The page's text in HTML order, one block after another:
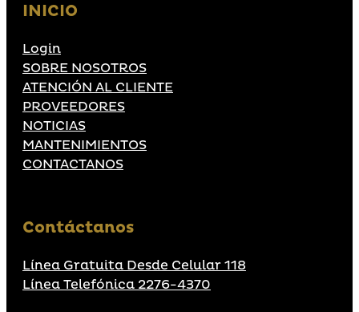
INICIO
Login
SOBRE NOSOTROS
ATENCIÓN AL CLIENTE
PROVEEDORES
NOTICIAS
MANTENIMIENTOS
CONTACTANOS
Contáctanos
Línea Gratuita Desde Celular 118
Línea Telefónica 2276-4370